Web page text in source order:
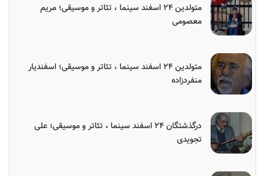
متولدین ۲۴ اسفند سینما ، تئاتر و موسیقی؛ مریم
معصومی
متولدین ۲۴ اسفند سینما ، تئاتر و موسیقی؛ اسفندیار
منفردزاده
درگذشتگان ۲۴ اسفند سینما ، تئاتر و موسیقی؛ علی
تجویدی